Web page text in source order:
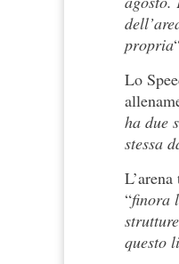
propria
Lo
ha due
stessa
“finora
questo